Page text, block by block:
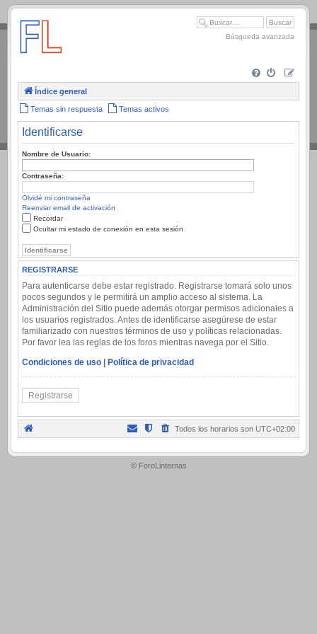
.
Búsqueda avanzada
Índice general
Temas sin respuesta Temas activos
Identificarse
Nombre de Usuario:
Contraseña:
Olvidé mi contraseña
Reenviar email de activación
Recordar
Ocultar mi estado de conexión en esta sesión
REGISTRARSE
Para autenticarse debe estar registrado. Registrarse tomará solo unos
pocos segundos y le permitirá un amplio acceso al sistema. La
Administración del Sitio puede además otorgar permisos adicionales a
los usuarios registrados. Antes de identificarse asegúrese de estar
familiarizado con nuestros términos de uso y políticas relacionadas.
Por favor lea las reglas de los foros mientras navega por el Sitio.
Condiciones de uso | Política de privacidad
Registrarse
Todos los horarios son UTC+02:00
.
© ForoLinternas